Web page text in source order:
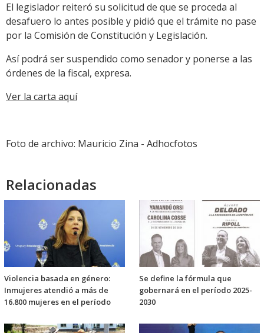
El legislador reiteró su solicitud de que se proceda al
desafuero lo antes posible y pidió que el trámite no pase
por la Comisión de Constitución y Legislación.
Así podrá ser suspendido como senador y ponerse a las
órdenes de la fiscal, expresa.
Ver la carta aquí
Foto de archivo: Mauricio Zina - Adhocfotos
Relacionadas
Violencia basada en género:
Inmujeres atendió a más de
16.800 mujeres en el período
Se define la fórmula que
gobernará en el período 2025-
2030